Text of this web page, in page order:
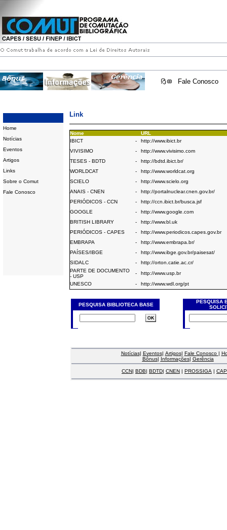
Fale Conosco
Home
Notícias
Eventos
Artigos
Links
Sobre o Comut
Fale Conosco
Link
Nome
URL
IBICT
-
http://www.ibict.br
VIVISIMO
-
http://www.vivisimo.com
TESES - BDTD
-
http://bdtd.ibict.br/
WORLDCAT
-
http://www.worldcat.org
SCIELO
-
http://www.scielo.org
ANAIS - CNEN
-
http://portalnuclear.cnen.gov.br/
PERIÓDICOS - CCN
-
http://ccn.ibict.br/busca.jsf
GOOGLE
-
http://www.google.com
BRITISH LIBRARY
-
http://www.bl.uk
PERIÓDICOS - CAPES
-
http://www.periodicos.capes.gov.br
EMBRAPA
-
http://www.embrapa.br/
PAÍSES/IBGE
-
http://www.ibge.gov.br/paisesat/
SIDALC
-
http://orton.catie.ac.cr/
PARTE DE DOCUMENTO
- USP
-
http://www.usp.br
UNESCO
- http://www.wdl.org/pt
PESQUISA BIBLIOTECA BASE
PESQUISA
Notícias| Eventos| Artigos| Fale Conosco |
Bônus| Informações| Gerência
CCN| BDB| BDTD| CNEN | PROSSIGA |